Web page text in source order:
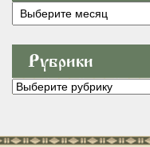
Архив
новостей
Рубрики
Рубрики